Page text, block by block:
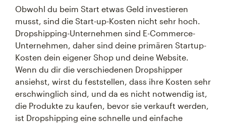
Obwohl du beim Start etwas Geld investieren
musst, sind die Start-up-Kosten nicht sehr hoch.
Dropshipping-Unternehmen sind E-Commerce-
Unternehmen, daher sind deine primären Startup-
Kosten dein eigener Shop und deine Website.
Wenn du dir die verschiedenen Dropshipper
ansiehst, wirst du feststellen, dass ihre Kosten sehr
erschwinglich sind, und da es nicht notwendig ist,
die Produkte zu kaufen, bevor sie verkauft werden,
ist Dropshipping eine schnelle und einfache